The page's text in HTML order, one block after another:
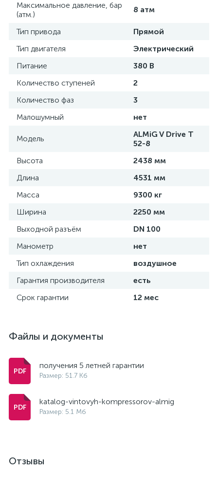
Максимальное давление, бар
(атм.)
8 атм
Тип привода
Прямой
Тип двигателя
Электрический
Питание
380 В
Количество ступеней
2
Количество фаз
3
Малошумный
нет
Модель
ALMiG V Drive T
52-8
Высота
2438 мм
Длина
4531 мм
Масса
9300 кг
Ширина
2250 мм
Выходной разъём
DN 100
Манометр
нет
Тип охлаждения
воздушное
Гарантия производителя
есть
Срок гарантии
12 мес
Файлы и документы
получения 5 летней гарантии
Размер: 51.7 Кб
katalog-vintovyh-kompressorov-almig
Размер: 5.1 Мб
Отзывы